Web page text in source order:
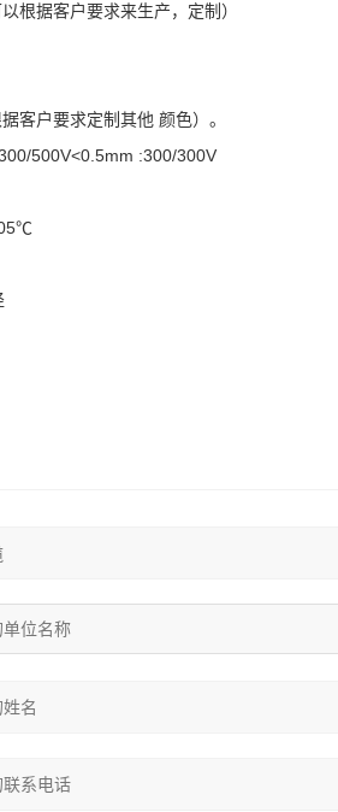
根据客户要求来生产，定制）
客户要求定制其他 颜色）。
500V<0.5mm :300/300V